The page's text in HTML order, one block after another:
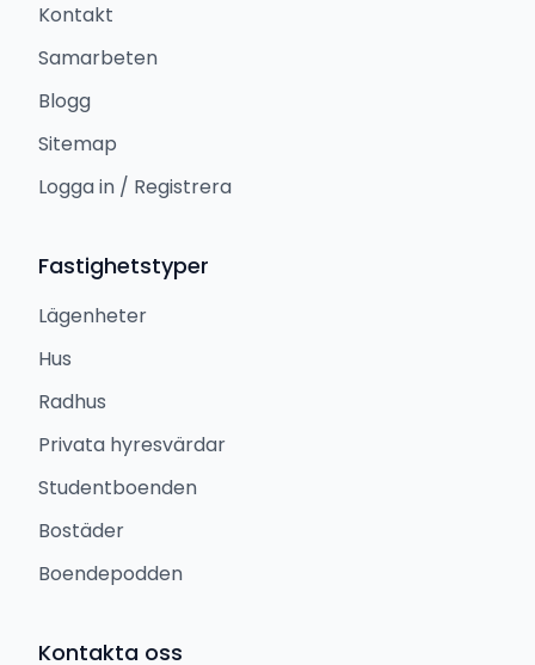
Kontakt
Samarbeten
Blogg
Sitemap
Logga in / Registrera
Fastighetstyper
Lägenheter
Hus
Radhus
Privata hyresvärdar
Studentboenden
Bostäder
Boendepodden
Kontakta oss